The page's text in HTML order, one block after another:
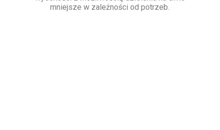
mniejsze w zależności od potrzeb.